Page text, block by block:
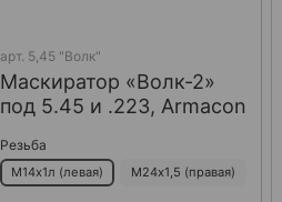
арт. 5,45 "Волк"
Маскиратор «Волк-2»
под 5.45 и .223, Armacon
Резьба
М14х1л (левая) М24х1,5 (правая)